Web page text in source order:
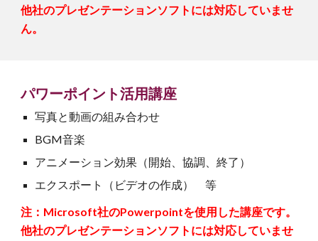
他社のプレゼンテーションソフトには対応していませ
ん。
パワーポイント活用講座
写真と動画の組み合わせ
BGM音楽
アニメーション効果（開始、協調、終了）
エクスポート（ビデオの作成） 等
注：Microsoft社のPowerpointを使用した講座です。
他社のプレゼンテーションソフトには対応していませ